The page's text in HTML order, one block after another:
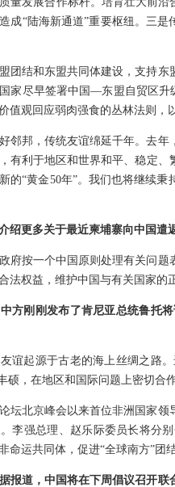
成“陆海新通道”重要枢纽。三
团结和东盟共同体建设，支持
家尽早签署中国—东盟自贸区升
值观回应弱肉强食的丛林法则，
邻邦，传统友谊绵延千年。去
有利于地区和世界和平、稳定
的“黄金50年”。我们也将继续
绍更多关于最近柬埔寨向中国遣
府按一个中国原则处理有关问
法权益，维护中国与有关国家的
方刚刚发布了肯尼亚总统鲁托
谊起源于古老的海上丝绸之路
硕，在地区和国际问题上密切合作
坛北京峰会以来首位非洲国家
李强总理、赵乐际委员长将分
命运共同体，促进“全球南方”团
报道，中国将在下周倡议召开